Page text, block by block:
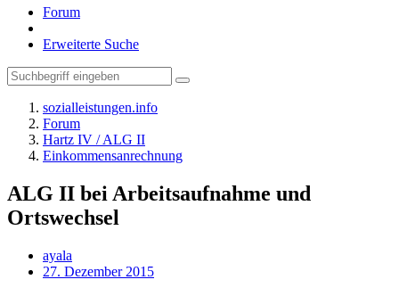
Forum
Erweiterte Suche
sozialleistungen.info
Forum
Hartz IV / ALG II
Einkommensanrechnung
ALG II bei Arbeitsaufnahme und
Ortswechsel
ayala
27. Dezember 2015